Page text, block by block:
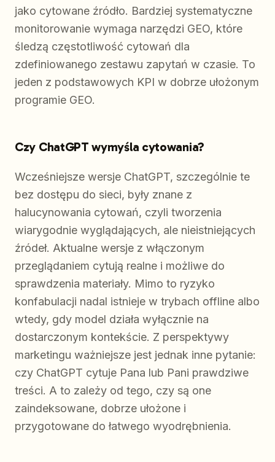
jako cytowane źródło. Bardziej systematyczne
monitorowanie wymaga narzędzi GEO, które
śledzą częstotliwość cytowań dla
zdefiniowanego zestawu zapytań w czasie. To
jeden z podstawowych KPI w dobrze ułożonym
programie GEO.
Czy ChatGPT wymyśla cytowania?
Wcześniejsze wersje ChatGPT, szczególnie te
bez dostępu do sieci, były znane z
halucynowania cytowań, czyli tworzenia
wiarygodnie wyglądających, ale nieistniejących
źródeł. Aktualne wersje z włączonym
przeglądaniem cytują realne i możliwe do
sprawdzenia materiały. Mimo to ryzyko
konfabulacji nadal istnieje w trybach offline albo
wtedy, gdy model działa wyłącznie na
dostarczonym kontekście. Z perspektywy
marketingu ważniejsze jest jednak inne pytanie:
czy ChatGPT cytuje Pana lub Pani prawdziwe
treści. A to zależy od tego, czy są one
zaindeksowane, dobrze ułożone i
przygotowane do łatwego wyodrębnienia.